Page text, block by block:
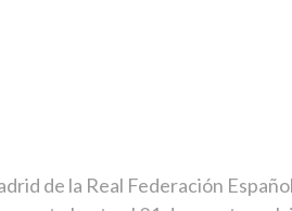
de la Real Federación